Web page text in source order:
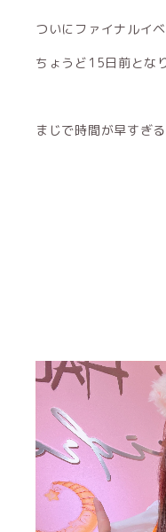
ついにファイナルイ
ちょうど15日前とな
まじで時間が早すぎ